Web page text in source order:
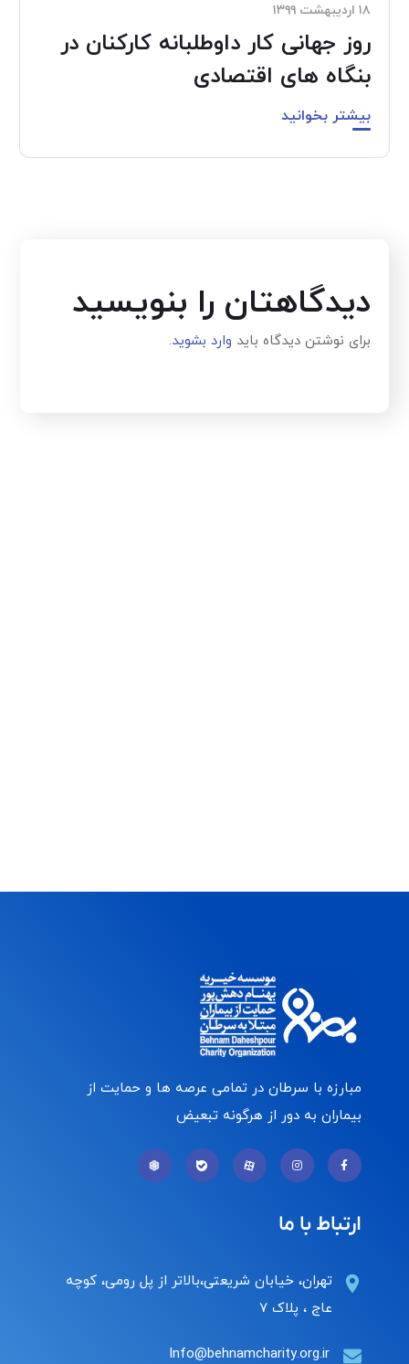
۱۸ اردیبهشت ۱۳۹۹
روز جهانی کار داوطلبانه کارکنان در
بنگاه های اقتصادی
بیشتر بخوانید
دیدگاهتان را بنویسید
برای نوشتن دیدگاه باید وارد بشوید.
مبارزه با سرطان در تمامی عرصه ها و حمایت از
بیماران به دور از هرگونه تبعیض
ارتباط با ما
تهران، خیابان شریعتی،بالاتر از پل رومی، کوچه
عاج ، پلاک ۷
Info@behnamcharity.org.ir